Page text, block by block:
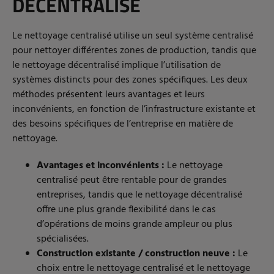
Le nettoyage centralisé utilise un seul système centralisé
pour nettoyer différentes zones de production, tandis que
le nettoyage décentralisé implique l’utilisation de
systèmes distincts pour des zones spécifiques. Les deux
méthodes présentent leurs avantages et leurs
inconvénients, en fonction de l’infrastructure existante et
des besoins spécifiques de l’entreprise en matière de
nettoyage.
Avantages et inconvénients : Le nettoyage
centralisé peut être rentable pour de grandes
entreprises, tandis que le nettoyage décentralisé
offre une plus grande flexibilité dans le cas
d’opérations de moins grande ampleur ou plus
spécialisées.
Construction existante / construction neuve : Le
choix entre le nettoyage centralisé et le nettoyage